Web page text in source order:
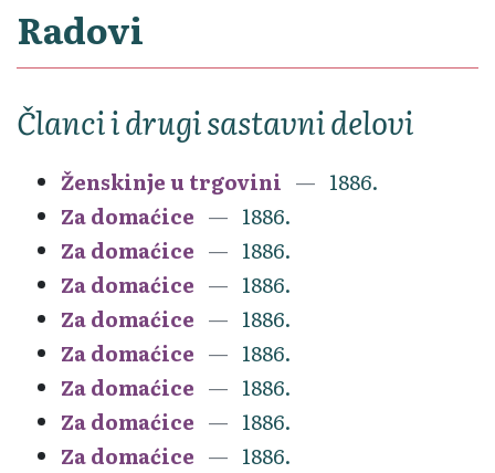
Radovi
Članci i drugi sastavni delovi
Ženskinje u trgovini
1886.
Za domaćice
1886.
Za domaćice
1886.
Za domaćice
1886.
Za domaćice
1886.
Za domaćice
1886.
Za domaćice
1886.
Za domaćice
1886.
Za domaćice
1886.